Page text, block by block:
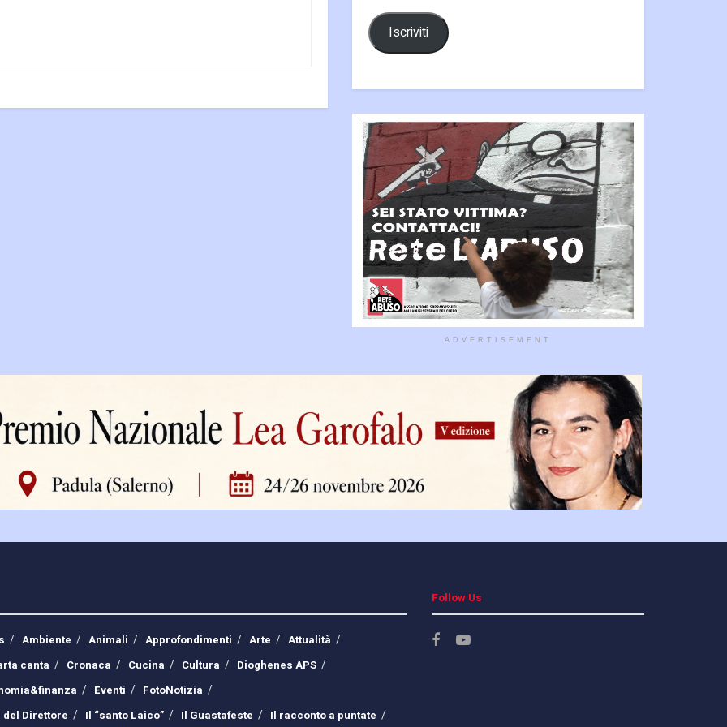
Iscriviti
ADVERTISEMENT
Ambiente Animali Approfondimenti Arte
Attualità
canta Cronaca Cucina Cultura
Dioghenes APS
Eventi
FotoNotizia
del Direttore
Il “santo Laico” Il Guastafeste Il racconto a puntate
Follow Us